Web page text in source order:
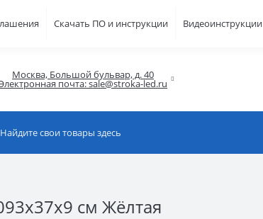
Скачать ПО и инструкции Видеоинструкции
Москва, Большой бульвар, д. 40
почта: sale@stroka-led.ru
см Жёлтая